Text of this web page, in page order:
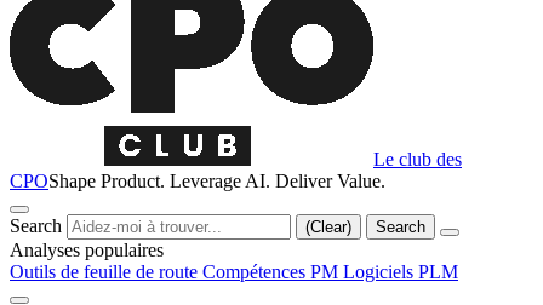
Le club des
CPOShape Product. Leverage AI. Deliver Value.
Search (Clear) Search
Analyses populaires
Outils de feuille de route Compétences PM Logiciels PLM